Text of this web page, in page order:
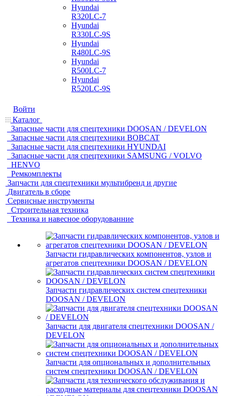
Hyundai
R320LC-7
Hyundai
R330LC-9S
Hyundai
R480LC-9S
Hyundai
R500LC-7
Hyundai
R520LC-9S
Войти
Каталог
Запасные части для спецтехники DOOSAN / DEVELON
Запасные части для спецтехники BOBCAT
Запасные части для спецтехники HYUNDAI
Запасные части для спецтехники SAMSUNG / VOLVO
HENVO
Ремкомплекты
Запчасти для спецтехники мультибренд и другие
Двигатель в сборе
Сервисные инструменты
Строительная техника
Техника и навесное оборудованние
Запчасти гидравлических компонентов, узлов и
агрегатов спецтехники DOOSAN / DEVELON
Запчасти гидравлических систем спецтехники
DOOSAN / DEVELON
Запчасти для двигателя спецтехники DOOSAN /
DEVELON
Запчасти для опциональных и дополнительных
систем спецтехники DOOSAN / DEVELON